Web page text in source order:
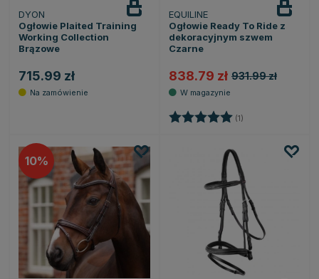
DYON
Ogłowie Plaited Training
Working Collection
Brązowe
715.99 zł
EQUILINE
Ogłowie Ready To Ride z
dekoracyjnym szwem
Czarne
838.79 zł 931.99 zł
Ocena: (1)
10